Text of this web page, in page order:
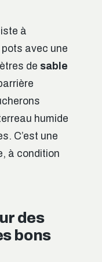
à
avec une
de sable
humide
C’est une
à condition
des
bons